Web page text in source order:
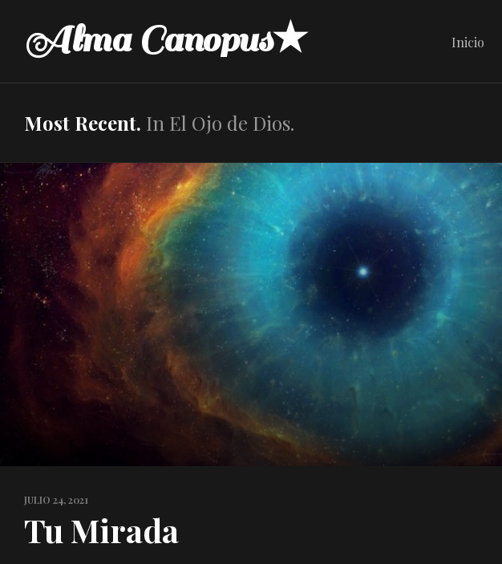
contentAlma Canopus★ Inicio
Most Recent. In El Ojo de Dios.
JULIO 24, 2021
Tu Mirada